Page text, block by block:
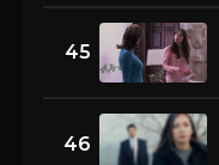
45
46